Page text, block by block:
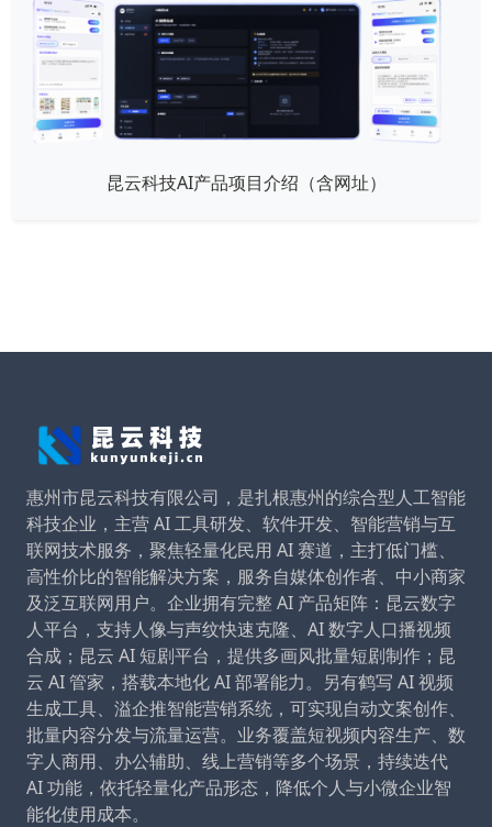
昆云科技AI产品项目介绍（含网址）
惠州市昆云科技有限公司，是扎根惠州的综合型人工智能
科技企业，主营 AI 工具研发、软件开发、智能营销与互
联网技术服务，聚焦轻量化民用 AI 赛道，主打低门槛、
高性价比的智能解决方案，服务自媒体创作者、中小商家
及泛互联网用户。企业拥有完整 AI 产品矩阵：昆云数字
人平台，支持人像与声纹快速克隆、AI 数字人口播视频
合成；昆云 AI 短剧平台，提供多画风批量短剧制作；昆
云 AI 管家，搭载本地化 AI 部署能力。另有鹤写 AI 视频
生成工具、溢企推智能营销系统，可实现自动文案创作、
批量内容分发与流量运营。业务覆盖短视频内容生产、数
字人商用、办公辅助、线上营销等多个场景，持续迭代
AI 功能，依托轻量化产品形态，降低个人与小微企业智
能化使用成本。